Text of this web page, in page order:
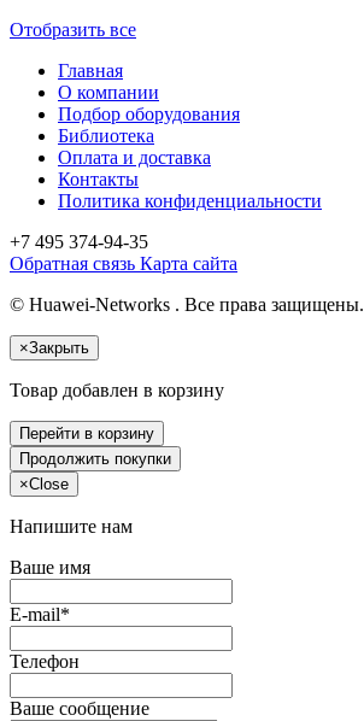
Отобразить все
Главная
О компании
Подбор оборудования
Библиотека
Оплата и доставка
Контакты
Политика конфиденциальности
+7 495 374-94-35
Обратная связь Карта сайта
© Huawei-Networks . Все права защищены.
×Закрыть
Товар добавлен в корзину
Перейти в корзину
Продолжить покупки
×Close
Напишите нам
Ваше имя
E-mail*
Телефон
Ваше сообщение